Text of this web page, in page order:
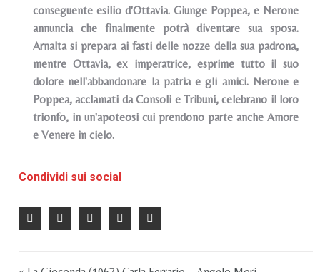
conseguente esilio d'Ottavia. Giunge Poppea, e Nerone
annuncia che finalmente potrà diventare sua sposa.
Arnalta si prepara ai fasti delle nozze della sua padrona,
mentre Ottavia, ex imperatrice, esprime tutto il suo
dolore nell'abbandonare la patria e gli amici. Nerone e
Poppea, acclamati da Consoli e Tribuni, celebrano il loro
trionfo, in un'apoteosi cui prendono parte anche Amore
e Venere in cielo.
Condividi sui social